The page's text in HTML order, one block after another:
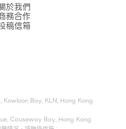
於我們
務合作
稿信箱
Kowloon Bay, KLN, Hong Kong
Causeway Bay, Hong Kong